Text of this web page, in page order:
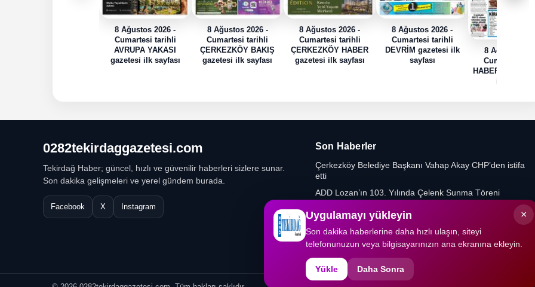
8 Ağustos 2026 -
Cumartesi tarihli
AVRUPA YAKASI
gazetesi ilk sayfası
8 Ağustos 2026 -
Cumartesi tarihli
ÇERKEZKÖY BAKIŞ
gazetesi ilk sayfası
8 Ağustos 2026 -
Cumartesi tarihli
ÇERKEZKÖY HABER
gazetesi ilk sayfası
8 Ağustos 2026 -
Cumartesi tarihli
DEVRİM gazetesi ilk
sayfası
8 Ağustos
Cumartesi
HABER TRAK
0282tekirdaggazetesi.com
Tekirdağ Haber; güncel, hızlı ve güvenilir haberleri sizlere sunar.
Son dakika gelişmeleri ve yerel gündem burada.
Facebook X Instagram
Son Haberler
Çerkezköy Belediye Başkanı Vahap Akay CHP’den istifa
etti
ADD Lozan’ın 103. Yılında Çelenk Sunma Töreni
Yeniden Refah Partisi’nde Muratlı ve Kapaklı İlçe
Başkanlıklarına Yeni Atamalar
Gıda Mühendislerinden Kritik Uyarı
×
Uygulamayı yükleyin
Son dakika haberlerine daha hızlı ulaşın, siteyi
telefonunuzun veya bilgisayarınızın ana ekranına ekleyin.
Yükle Daha Sonra